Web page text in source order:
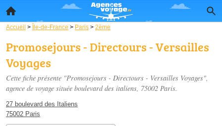
Accueil > Île-de-France > Paris > 2ème
Promosejours - Directours - Versailles
Voyages
Cette fiche présente "Promosejours - Directours - Versailles Voyages",
agence de voyage située boulevard des italiens, 75002 Paris.
27 boulevard des Italiens
75002 Paris